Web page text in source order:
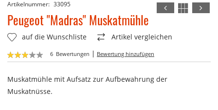
Artikelnummer 33095
Peugeot "Madras" Muskatmühle
auf die Wunschliste
Artikel vergleichen
Bewertung:
60
% of100
6 Bewertungen Bewertung hinzufügen
Muskatmühle mit Aufsatz zur Aufbewahrung der
Muskatnüsse.
Zum
Anfang
der
Bildergalerie
springen